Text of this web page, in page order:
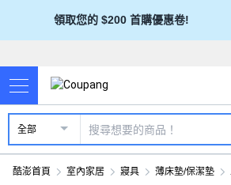
領取您的 $200 首購優惠卷!
全部
酷澎首頁 室內家居 寢具 薄床墊/保潔墊